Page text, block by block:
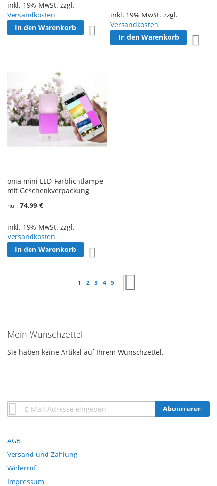
inkl. 19% MwSt. zzgl.
Versandkosten
In den Warenkorb
Zur Wunschliste hinzufügen
inkl. 19% MwSt. zzgl.
Versandkosten
In den Warenkorb
onia mini LED-Farblichtlampe
mit Geschenkverpackung
nur 74,99 €
inkl. 19% MwSt. zzgl.
Versandkosten
In den Warenkorb
Seite
Sie lesen gerade Seite
1 Seite
2 Seite
3 Seite
4 Seite
5
Mein Wunschzettel
Sie haben keine Artikel auf Ihrem Wunschzettel.
Anmeldung
zum
Abonnieren
AGB
Versand und Zahlung
Widerruf
Impressum